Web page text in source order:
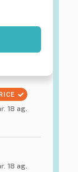
18 ag.
18 ag.